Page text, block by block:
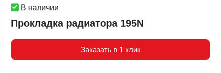
В наличии
Прокладка радиатора 195N
Заказать в 1 клик